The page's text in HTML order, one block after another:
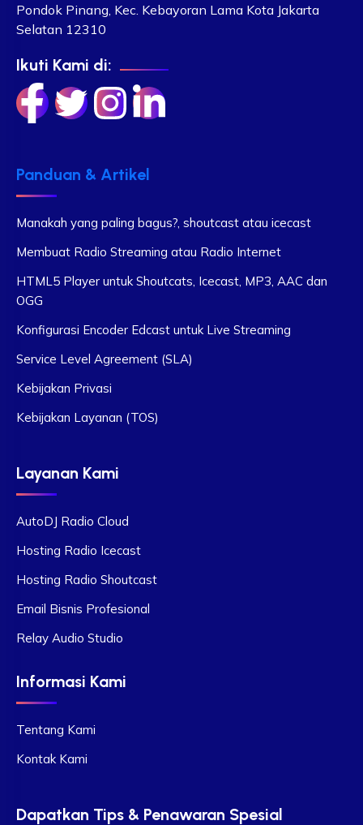
Pondok Pinang, Kec. Kebayoran Lama Kota Jakarta
Selatan 12310
Ikuti Kami di:
Panduan & Artikel
Manakah yang paling bagus?, shoutcast atau icecast
Membuat Radio Streaming atau Radio Internet
HTML5 Player untuk Shoutcats, Icecast, MP3, AAC dan
OGG
Konfigurasi Encoder Edcast untuk Live Streaming
Service Level Agreement (SLA)
Kebijakan Privasi
Kebijakan Layanan (TOS)
Layanan Kami
AutoDJ Radio Cloud
Hosting Radio Icecast
Hosting Radio Shoutcast
Email Bisnis Profesional
Relay Audio Studio
Informasi Kami
Tentang Kami
Kontak Kami
Dapatkan Tips & Penawaran Spesial